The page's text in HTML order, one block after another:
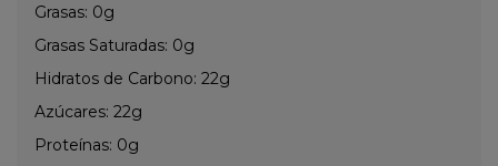
Grasas: 0g
Grasas Saturadas: 0g
Hidratos de Carbono: 22g
Azúcares: 22g
Proteínas: 0g